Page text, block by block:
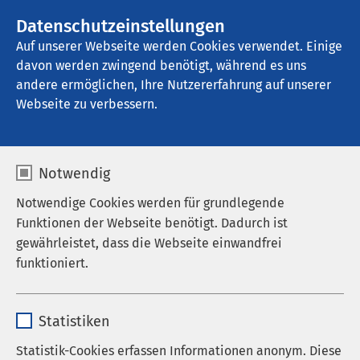
Datenschutzeinstellungen
Auf unserer Webseite werden Cookies verwendet. Einige
davon werden zwingend benötigt, während es uns
andere ermöglichen, Ihre Nutzererfahrung auf unserer
Webseite zu verbessern.
Notwendig
Notwendige Cookies werden für grundlegende
Funktionen der Webseite benötigt. Dadurch ist
gewährleistet, dass die Webseite einwandfrei
funktioniert.
Anbieter sgalinski
Statistiken
Statistik-Cookies erfassen Informationen anonym. Diese
AMEOS Klinikum Heiligenhafen
Medizinstudium ohne NC
Studium der
Humanmedizin
Deutschsprachiger Studiengang in
Kroatien